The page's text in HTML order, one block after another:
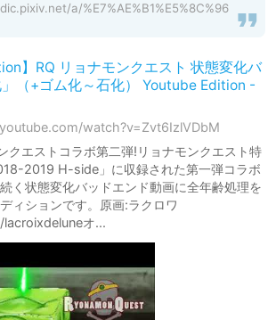
a/%E7%AE%B1%E5%8C%96
】RQ リョナモンクエスト 状態変化バ
（+ゴム化～石化） Youtube Edition -
watch?v=Zvt6IzlVDbM
クエストコラボ第二弾!リョナモンクエスト特
2019 H-side」に収録された第一弾コラボ
く状態変化バッドエンド動画に全年齢処理を
ィションです。原画:ラクロワ
オ...